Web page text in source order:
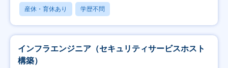
産休・育休あり 学歴不問
インフラエンジニア（セキュリティサービスホスト
構築）